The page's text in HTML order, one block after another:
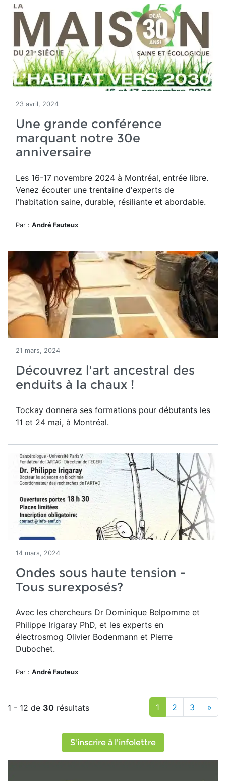
23 avril, 2024
Une grande conférence
marquant notre 30e
anniversaire
Les 16-17 novembre 2024 à Montréal, entrée libre.
Venez écouter une trentaine d'experts de
l'habitation saine, durable, résiliante et abordable.
Par : André Fauteux
21 mars, 2024
Découvrez l'art ancestral des
enduits à la chaux !
Tockay donnera ses formations pour débutants les
11 et 24 mai, à Montréal.
14 mars, 2024
Ondes sous haute tension -
Tous surexposés?
Avec les chercheurs Dr Dominique Belpomme et
Philippe Irigaray PhD, et les experts en
électrosmog Olivier Bodenmann et Pierre
Dubochet.
Par : André Fauteux
1 - 12 de 30 résultats 1 2 3 »
S'inscrire à l'infolettre